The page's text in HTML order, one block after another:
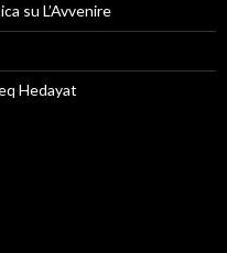
su L’Avvenire
Hedayat